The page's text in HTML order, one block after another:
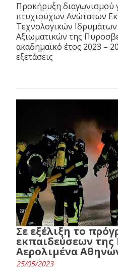
Προκήρυξη διαγωνισμού
πτυχιούχων Ανώτατων
Τεχνολογικών
Αξιωματικών της
ακαδημαϊκό έτος 2023 –
εξετάσεις
Σε εξέλιξη το
εκπαιδεύσεων της
Αερολιμένα
25/05/2023